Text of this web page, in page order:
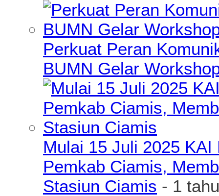
Perkuat Peran
BUMN Gelar
Mulai 15 Juli 2025
Pemkab Ciamis,
Stasiun Ciamis - 1